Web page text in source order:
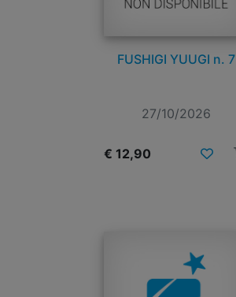
FUSHIGI YUUGI n. 7
27/10/2026
€ 12,90